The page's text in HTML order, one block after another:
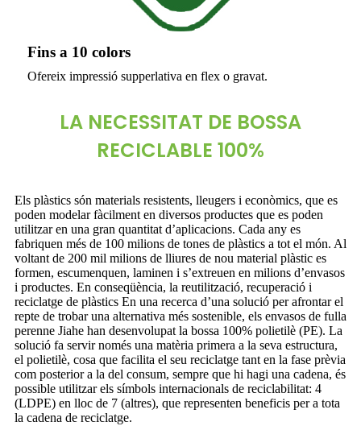
Fins a 10 colors
Ofereix impressió supperlativa en flex o gravat.
LA NECESSITAT DE BOSSA
RECICLABLE 100%
Els plàstics són materials resistents, lleugers i econòmics, que es
poden modelar fàcilment en diversos productes que es poden
utilitzar en una gran quantitat d’aplicacions. Cada any es
fabriquen més de 100 milions de tones de plàstics a tot el món. Al
voltant de 200 mil milions de lliures de nou material plàstic es
formen, escumenquen, laminen i s’extreuen en milions d’envasos
i productes. En conseqüència, la reutilització, recuperació i
reciclatge de plàstics En una recerca d’una solució per afrontar el
repte de trobar una alternativa més sostenible, els envasos de fulla
perenne Jiahe han desenvolupat la bossa 100% polietilè (PE). La
solució fa servir només una matèria primera a la seva estructura,
el polietilè, cosa que facilita el seu reciclatge tant en la fase prèvia
com posterior a la del consum, sempre que hi hagi una cadena, és
possible utilitzar els símbols internacionals de reciclabilitat: 4
(LDPE) en lloc de 7 (altres), que representen beneficis per a tota
la cadena de reciclatge.